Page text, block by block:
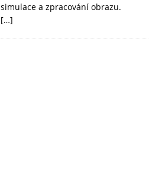
simulace a zpracování obrazu.
[…]